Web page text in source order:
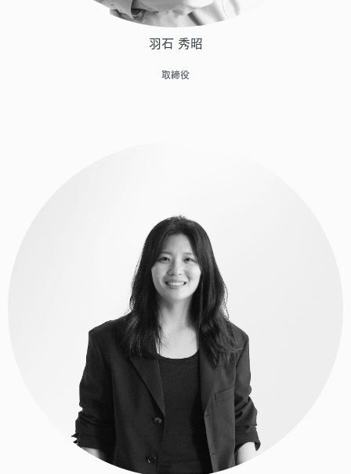
羽石 秀昭
取締役